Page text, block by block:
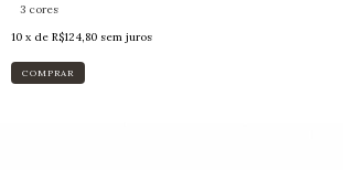
3 cores
10 x de R$124,80 sem juros
COMPRAR